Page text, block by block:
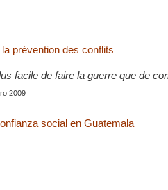
la prévention des conflits
facile de faire la guerre que de
2009
social en Guatemala